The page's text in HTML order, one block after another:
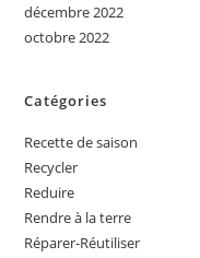
décembre 2022
octobre 2022
Catégories
Recette de saison
Recycler
Reduire
Rendre à la terre
Réparer-Réutiliser